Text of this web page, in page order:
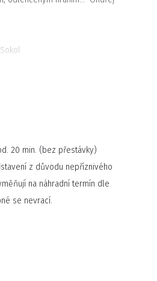
20 min. (bez přestávky)
z důvodu nepříznivého
na náhradní termín dle
se nevrací.